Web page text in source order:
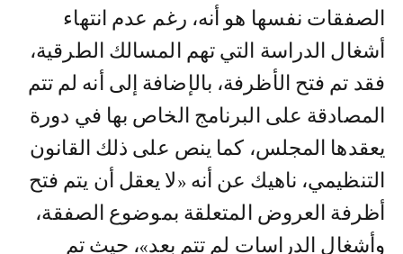
الصفقات نفسها هو أنه، رغم عدم انتهاء
أشغال الدراسة التي تهم المسالك الطرقية،
فقد تم فتح الأظرفة، بالإضافة إلى أنه لم تتم
المصادقة على البرنامج الخاص بها في دورة
يعقدها المجلس، كما ينص على ذلك القانون
التنظيمي، ناهيك عن أنه «لا يعقل أن يتم فتح
أظرفة العروض المتعلقة بموضوع الصفقة،
وأشغال الدراسات لم تتم بعد»، حيث تم